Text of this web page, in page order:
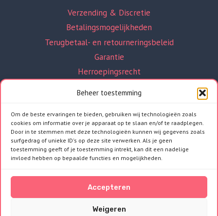
Beheer toestemming
Om de beste ervaringen te bieden, gebruiken wij technologieën zoals
cookies om informatie over je apparaat op te slaan en/of te raadplegen.
Door in te stemmen met deze technologieën kunnen wij gegevens zoals
surfgedrag of unieke ID's op deze site verwerken. Als je geen
toestemming geeft of je toestemming intrekt, kan dit een nadelige
invloed hebben op bepaalde functies en mogelijkheden.
Accepteren
Weigeren
Verzending & Discretie
Betalingsmogelijkheden
Terugbetaal- en retourneringsbeleid
Garantie
Herroepingsrecht
INFORMATIE
Algemene voorwaarden
Privacy Policy
Over ons
Contact
Kennisbank